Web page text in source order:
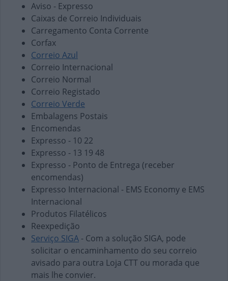
Aviso - Expresso
Caixas de Correio Individuais
Carregamento Conta Corrente
Corfax
Correio Azul
Correio Internacional
Correio Normal
Correio Registado
Correio Verde
Embalagens Postais
Encomendas
Expresso - 10 22
Expresso - 13 19 48
Expresso - Ponto de Entrega (receber
encomendas)
Expresso Internacional - EMS Economy e EMS
Internacional
Produtos Filatélicos
Reexpedição
Serviço SIGA - Com a solução SIGA, pode
solicitar o encaminhamento do seu correio
avisado para outra Loja CTT ou morada que
mais lhe convier.